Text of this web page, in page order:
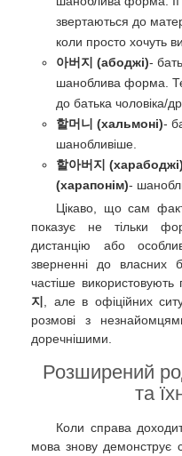
звертаються до
коли просто хочуть
아버지 (абоджі)-
шаноблива форма.
до батька чоловіка/
할머니 (хальмоні)-
шанобливіше.
할아버지 (харабоджі)
(харапонім)-
Цікаво, що сам
показує не тільки
дистанцію або
зверненні до власних
частіше
지
, але в офіційних
розмові з
доречнішими.
Розширений
та
Коли справа
мова знову демонструє